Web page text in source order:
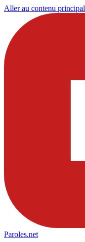
Aller au contenu principal
Paroles.net